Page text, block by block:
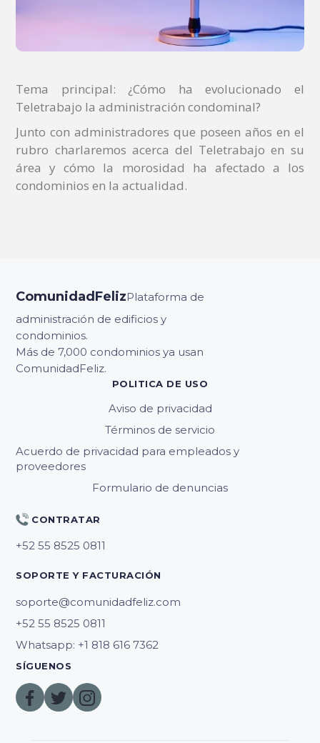
Tema principal: ¿Cómo ha evolucionado el
Teletrabajo la administración condominal?
Junto con administradores que poseen años en el
rubro charlaremos acerca del Teletrabajo en su
área y cómo la morosidad ha afectado a los
condominios en la actualidad.
ComunidadFelizPlataforma de
administración de edificios y
condominios.
Más de 7,000 condominios ya usan
ComunidadFeliz.
POLITICA DE USO
Aviso de privacidad
Términos de servicio
Acuerdo de privacidad para empleados y
proveedores
Formulario de denuncias
CONTRATAR
SOPORTE Y FACTURACIÓN
soporte@comunidadfeliz.com
Whatsapp: +1 818 616 7362
SÍGUENOS